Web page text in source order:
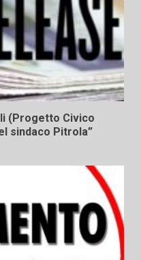
(Progetto Civico
sindaco Pitrola”